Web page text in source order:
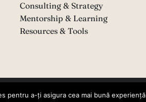
Consulting & Strategy
Mentorship & Learning
Resources & Tools
pentru a-ți asigura cea mai bună